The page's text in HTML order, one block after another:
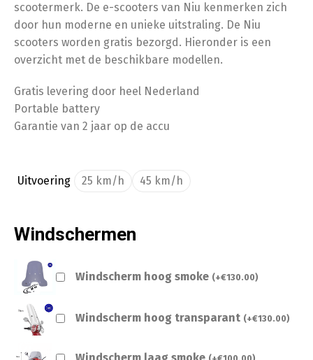
scootermerk. De e-scooters van Niu kenmerken zich
door hun moderne en unieke uitstraling. De Niu
scooters worden gratis bezorgd. Hieronder is een
overzicht met de beschikbare modellen.
Gratis levering door heel Nederland
Portable battery
Garantie van 2 jaar op de accu
Uitvoering 25 km/h 45 km/h
Windschermen
Windscherm hoog smoke (+€130.00)
Windscherm hoog transparant (+€130.00)